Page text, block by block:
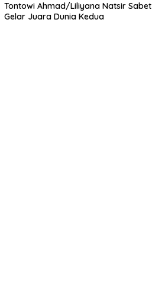
Tontowi Ahmad/Liliyana Natsir Sabet
Gelar Juara Dunia Kedua